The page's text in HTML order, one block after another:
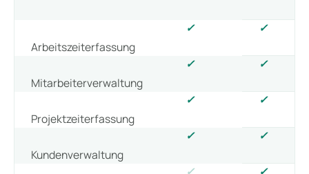
Arbeitszeiterfassung
✓ ✓
Mitarbeiterverwaltung
✓ ✓
Projektzeiterfassung
✓ ✓
Kundenverwaltung
✓ ✓